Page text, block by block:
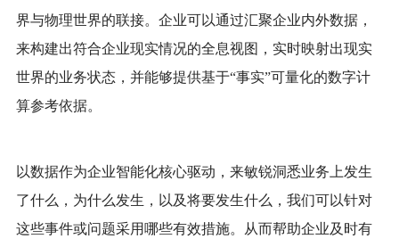
界与物理世界的联接。企业可以通过汇聚企业内外数据，
来构建出符合企业现实情况的全息视图，实时映射出现实
世界的业务状态，并能够提供基于“事实”可量化的数字计
算参考依据。
以数据作为企业智能化核心驱动，来敏锐洞悉业务上发生
了什么，为什么发生，以及将要发生什么，我们可以针对
这些事件或问题采用哪些有效措施。从而帮助企业及时有